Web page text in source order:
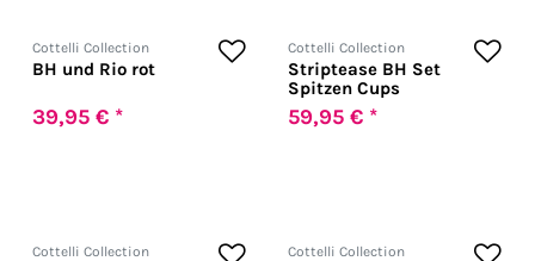
Cottelli Collection
BH und Rio rot
39,95 € *
Cottelli Collection
Striptease BH Set
Spitzen Cups
59,95 € *
Cottelli Collection Cottelli Collection